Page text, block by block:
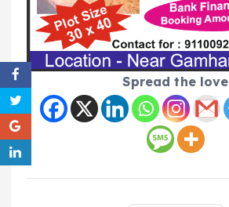
Spread the love